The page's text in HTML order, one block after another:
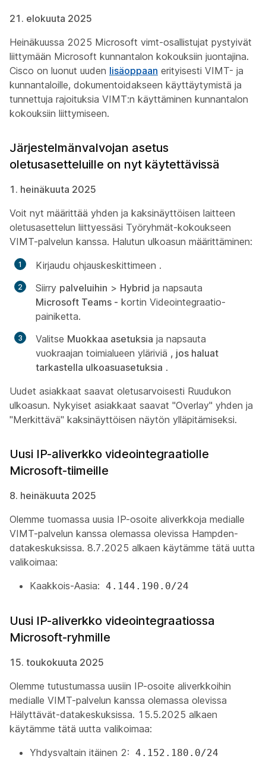
21. elokuuta 2025
Heinäkuussa 2025 Microsoft vimt-osallistujat pystyivät
liittymään Microsoft kunnantalon kokouksiin juontajina.
Cisco on luonut uuden lisäoppaan erityisesti VIMT- ja
kunnantaloille, dokumentoidakseen käyttäytymistä ja
tunnettuja rajoituksia VIMT:n käyttäminen kunnantalon
kokouksiin liittymiseen.
Järjestelmänvalvojan asetus
oletusasetteluille on nyt käytettävissä
1. heinäkuuta 2025
Voit nyt määrittää yhden ja kaksinäyttöisen laitteen
oletusasettelun liittyessäsi Työryhmät-kokoukseen
VIMT-palvelun kanssa. Halutun ulkoasun määrittäminen:
Kirjaudu ohjauskeskittimeen .
Siirry palveluihin > Hybrid ja napsauta
Microsoft Teams - kortin Videointegraatio-
painiketta.
Valitse Muokkaa asetuksia ja napsauta
vuokraajan toimialueen yläriviä , jos haluat
tarkastella ulkoasuasetuksia .
Uudet asiakkaat saavat oletusarvoisesti Ruudukon
ulkoasun. Nykyiset asiakkaat saavat "Overlay" yhden ja
"Merkittävä" kaksinäyttöisen näytön ylläpitämiseksi.
Uusi IP-aliverkko videointegraatiolle
Microsoft-tiimeille
8. heinäkuuta 2025
Olemme tuomassa uusia IP-osoite aliverkkoja medialle
VIMT-palvelun kanssa olemassa olevissa Hampden-
datakeskuksissa. 8.7.2025 alkaen käytämme tätä uutta
valikoimaa:
Kaakkois-Aasia: 4.144.190.0/24
Uusi IP-aliverkko videointegraatiossa
Microsoft-ryhmille
15. toukokuuta 2025
Olemme tutustumassa uusiin IP-osoite aliverkkoihin
medialle VIMT-palvelun kanssa olemassa olevissa
Hälyttävät-datakeskuksissa. 15.5.2025 alkaen
käytämme tätä uutta valikoimaa:
Yhdysvaltain itäinen 2: 4.152.180.0/24